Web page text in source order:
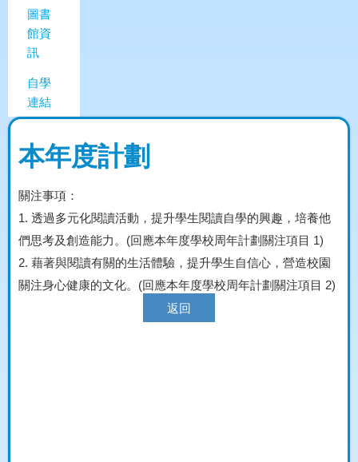
圖書
館資
訊
自學
連結
本年度計劃
關注事項：
1. 透過多元化閱讀活動，提升學生閱讀自學的興趣，培養他
們思考及創造能力。(回應本年度學校周年計劃關注項目 1)
2. 藉著與閱讀有關的生活體驗，提升學生自信心，營造校園
關注身心健康的文化。(回應本年度學校周年計劃關注項目 2)
返回